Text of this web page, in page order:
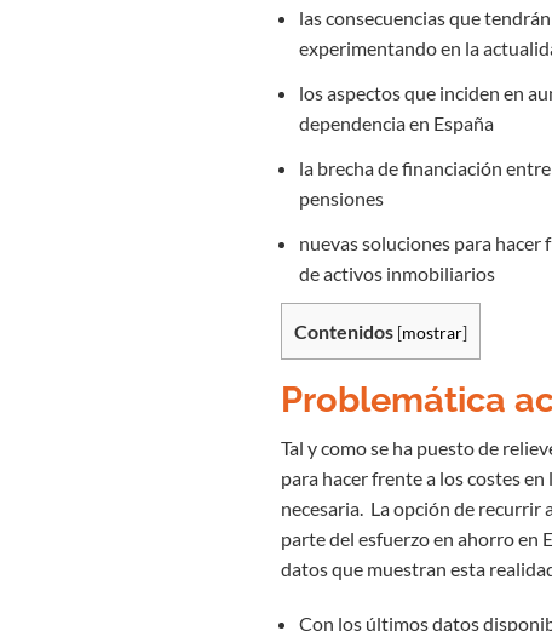
las consecuencias que
experimentando en la
los aspectos que inciden en
dependencia en España
la brecha de financiación
pensiones
nuevas soluciones para hacer
de activos inmobiliarios
Contenidos [mostrar]
Problemática
Tal y como se ha puesto de
para hacer frente a los costes
necesaria. La opción de
parte del esfuerzo en ahorro en
datos que muestran esta
Con los últimos datos